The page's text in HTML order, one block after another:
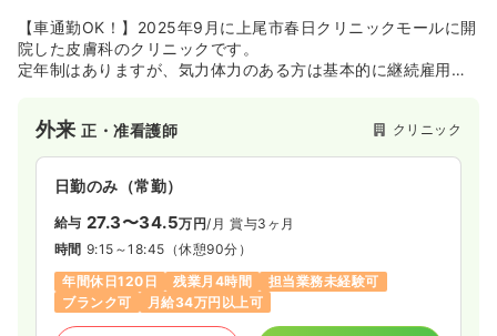
【車通勤OK！】2025年9月に上尾市春日クリニックモールに開
院した皮膚科のクリニックです。
定年制はありますが、気力体力のある方は基本的に継続雇用い
業風土を作り上げていきませんか？
外来正・准看護師 クリニック
日勤のみ（常勤）
給与 27.3〜34.5万円/月 賞与3ヶ月
時間 9:15～18:45 （休憩90分）
年間休日120日
残業月4時間
担当業務未経験可
ブランク可
月給34万円以上可